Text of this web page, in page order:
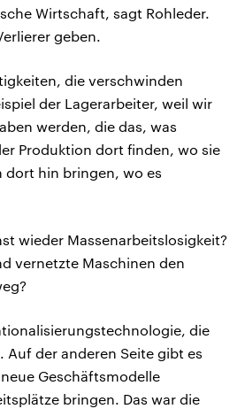
Wirtschaft, sagt Rohleder.
geben.
die verschwinden
der Lagerarbeiter, weil wir
werden, die das, was
Produktion dort finden, wo sie
dort hin bringen, wo es
wieder Massenarbeitslosigkeit?
vernetzte Maschinen den
die
Auf der anderen Seite gibt es
Geschäftsmodelle
bringen. Das war die